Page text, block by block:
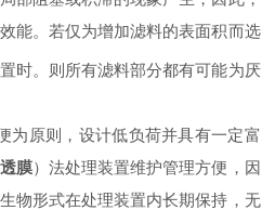
能。若仅为增加滤料的表面积而选
时。则所有滤料部分都有可能为厌
为原则，设计低负荷并具有一定富
膜）法处理装置维护管理方便，因
物形式在处理装置内长期保持，无